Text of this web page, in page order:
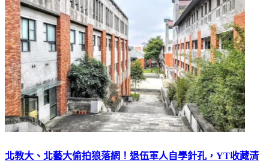
北教大、北藝大偷拍狼落網！退伍軍人自學針孔，YT收藏清